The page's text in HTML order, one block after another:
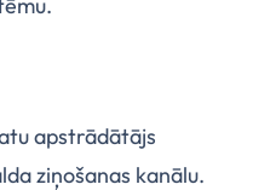
apstrādātājs
ziņošanas kanālu.